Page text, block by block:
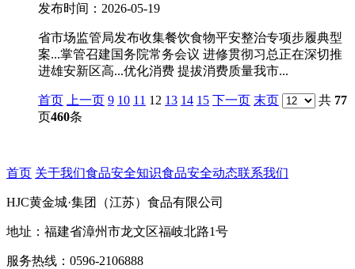
发布时间：2026-05-19
省市场监管局发布收集餐饮食物平安整治专项步履典型
案...掌管召建国务院常务会议 进修贯彻习总正在深切推
进雄安新区高...优化消费 提拔消费质量我市...
首页 上一页 9 10 11 12 13 14 15 下一页 末页 共 77
页460条
首页 关于我们食品安全知识食品安全动态联系我们
HJC黄金城·集团（江苏）食品有限公司
地址：福建省漳州市龙文区福岐北路1号
服务热线：0596-2106888